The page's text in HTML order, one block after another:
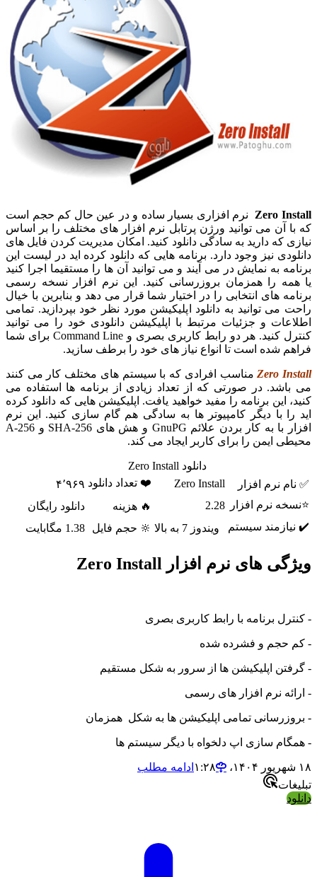
Zero Install نرم افزاری بسیار ساده و در عین حال کم حجم است
که با آن می توانید ورژن پرتابل نرم افزار های مختلف را بر اساس
نیازی که دارید به سادگی دانلود کنید. امکان مدیریت کردن فایل های
دانلودی نیز وجود دارد. برنامه هایی که دانلود کرده اید در لیست این
برنامه به نمایش در می آیند و می توانید آن ها را مستقیما اجرا کنید
یا همه را همزمان بروزرسانی کنید. این نرم افزار نسخه رسمی
برنامه های انتخابی را در اختیار شما قرار می دهد و بنابرین با خیال
راحت می توانید به دانلود اپلیکیشن مورد نظر خود بپردازید. تمامی
اطلاعات و جزئیات مرتبط با اپلیکیشن دانلودی خود را می توانید
کنترل کنید. هر دو رابط کاربری بصری و Command Line برای شما
فراهم شده است تا انواع نیاز های خود را برطف سازید.
Zero Installمناسب افرادی که با سیستم های مختلف کار می کنند
می باشد. در صورتی که از تعداد زیادی از برنامه ها استفاده می
کنید، این برنامه را مفید خواهید یافت. اپلیکیشن هایی که دانلود کرده
اید را با دیگر کامپیوتر ها به سادگی هم گام سازی کنید. این نرم
افزار با به کار بردن علائم GnuPG و هش های SHA-256 و A-256
محیطی ایمن را برای کاربر ایجاد می کند.
دانلود Zero Install
✅ نام نرم افزار
Zero Install ❤️ تعداد دانلود ۴٬۹۶۹
⭐نسخه نرم افزار
2.28 🔥 هزینه
دانلود رایگان
✔️ نیازمند سیستم
ویندوز 7 به بالا 🔆 حجم فایل 1.38 مگابایت
ویژگی های نرم افزار Zero Install
- کنترل برنامه با رابط کاربری بصری
- کم حجم و فشرده شده
- گرفتن اپلیکیشن ها از سرور به شکل مستقیم
- ارائه نرم افزار های رسمی
- بروزرسانی تمامی اپلیکیشن ها به شکل همزمان
- همگام سازی اپ دلخواه با دیگر سیستم ها
۱۸ شهریور ۱۴۰۴،‏ ۱:۲۸
ادامه مطلب
تبلیغات
دانلود